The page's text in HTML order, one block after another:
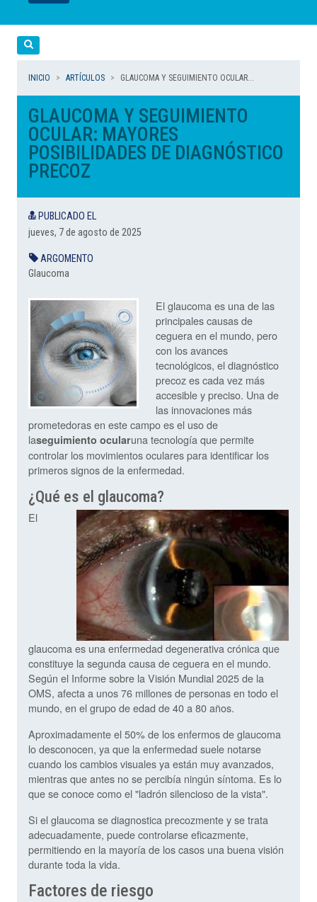
LEER
LEER
LEER
LEER
LEER
INICIO ARTÍCULOS GLAUCOMA Y SEGUIMIENTO OCULAR...
GLAUCOMA Y SEGUIMIENTO
OCULAR: MAYORES
POSIBILIDADES DE DIAGNÓSTICO
PRECOZ
PUBLICADO EL
jueves, 7 de agosto de 2025
ARGOMENTO
Glaucoma
El glaucoma es una de las
principales causas de
ceguera en el mundo, pero
con los avances
tecnológicos, el diagnóstico
precoz es cada vez más
accesible y preciso. Una de
las innovaciones más
prometedoras en este campo es el uso de
laseguimiento ocularuna tecnología que permite
controlar los movimientos oculares para identificar los
primeros signos de la enfermedad.
¿Qué es el glaucoma?
El
glaucoma es una enfermedad degenerativa crónica que
constituye la segunda causa de ceguera en el mundo.
Según el Informe sobre la Visión Mundial 2025 de la
OMS, afecta a unos 76 millones de personas en todo el
mundo, en el grupo de edad de 40 a 80 años.
Aproximadamente el 50% de los enfermos de glaucoma
lo desconocen, ya que la enfermedad suele notarse
cuando los cambios visuales ya están muy avanzados,
mientras que antes no se percibía ningún síntoma. Es lo
que se conoce como el "ladrón silencioso de la vista".
Si el glaucoma se diagnostica precozmente y se trata
adecuadamente, puede controlarse eficazmente,
permitiendo en la mayoría de los casos una buena visión
durante toda la vida.
Factores de riesgo